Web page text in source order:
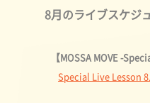
8月のライブスケジ
【MOSSA MOVE -
Special Live Lesson